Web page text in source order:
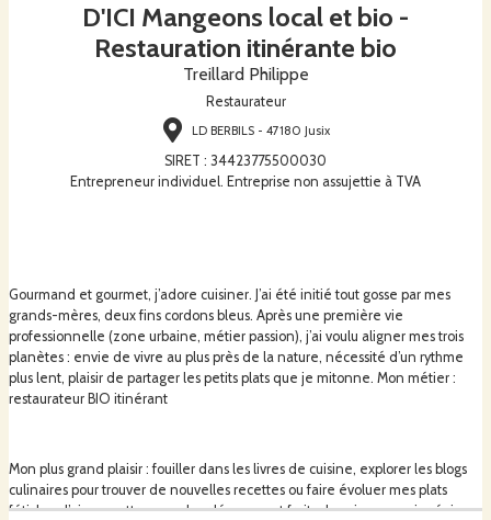
D'ICI Mangeons local et bio -
Restauration itinérante bio
Treillard Philippe
Restaurateur
LD BERBILS - 47180 Jusix
SIRET : 34423775500030
Entrepreneur individuel. Entreprise non assujettie à TVA
Gourmand et gourmet, j’adore cuisiner. J’ai été initié tout gosse par mes
grands-mères, deux fins cordons bleus. Après une première vie
professionnelle (zone urbaine, métier passion), j’ai voulu aligner mes trois
planètes : envie de vivre au plus près de la nature, nécessité d’un rythme
plus lent, plaisir de partager les petits plats que je mitonne. Mon métier :
restaurateur BIO itinérant
Mon plus grand plaisir : fouiller dans les livres de cuisine, explorer les blogs
culinaires pour trouver de nouvelles recettes ou faire évoluer mes plats
fétiches. J’aime mettre en valeur légumes et fruits de saison, manier épices